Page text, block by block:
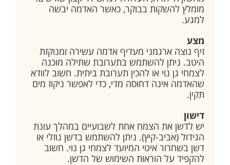
מומלץ להשקות בבוקר, כאשר האדמה יבשה
למגע.
מצע
זיף נוצה ארגמני מעדיף אדמה עשירה ומנוקזת
היטב. ניתן להשתמש בתערובת שתילה מוכנה
לצמחי גן נוי או להכין תערובת ביתית. חשוב לוודא
שהאדמה אינה דחוסה מדי, כדי לאפשר ניקוז מים
תקין.
דישון
יש לדשן את הצמח אחת לשבועיים במהלך עונת
הגידול (אביב-קיץ). ניתן להשתמש בדשן נוזלי או
דשן בשחרור איטי המיועד לצמחי גן נוי. חשוב
להקפיד על הוראות השימוש של הדשן.